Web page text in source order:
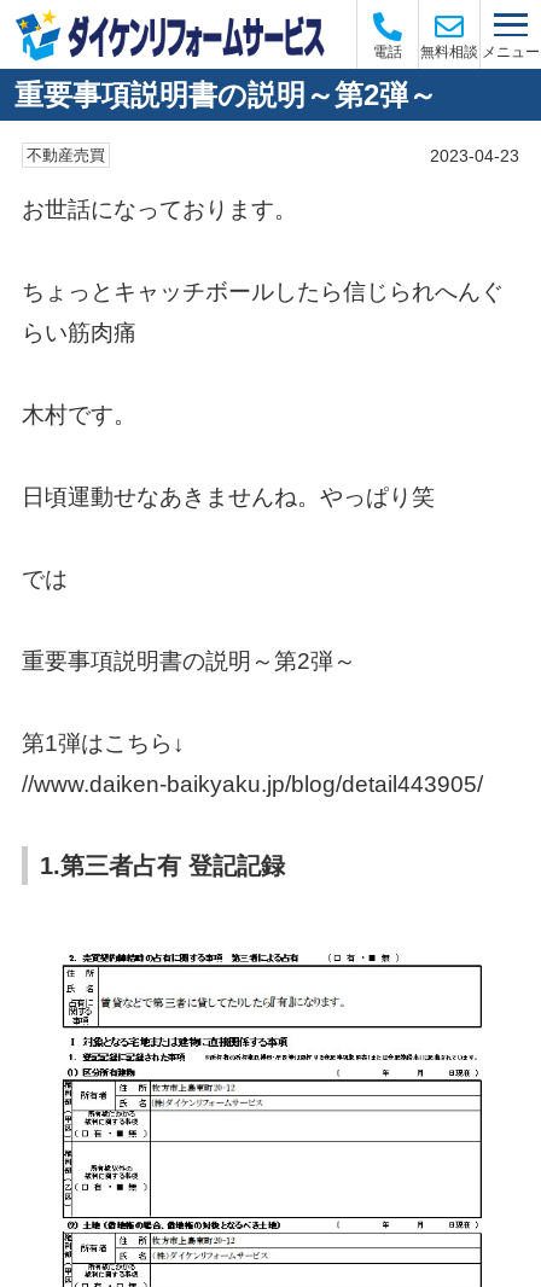
電話 無料相談 メニュー
重要事項説明書の説明～第2弾～
不動産売買 2023-04-23
お世話になっております。
ちょっとキャッチボールしたら信じられへんぐ
らい筋肉痛
木村です。
日頃運動せなあきませんね。やっぱり笑
では
重要事項説明書の説明～第2弾～
第1弾はこちら↓
//www.daiken-baikyaku.jp/blog/detail443905/
1.第三者占有 登記記録